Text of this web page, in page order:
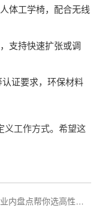
体工学椅，配合无线
支持快速扩张或调
证要求，环保材料
义工作方式。希望这
你选高性价比靠谱厂商